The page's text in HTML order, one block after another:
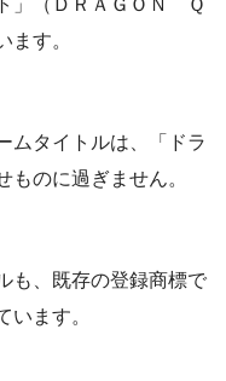
」（ＤＲＡＧＯＮ Ｑ
ます。
ムタイトルは、「ドラ
ものに過ぎません。
も、既存の登録商標で
います。